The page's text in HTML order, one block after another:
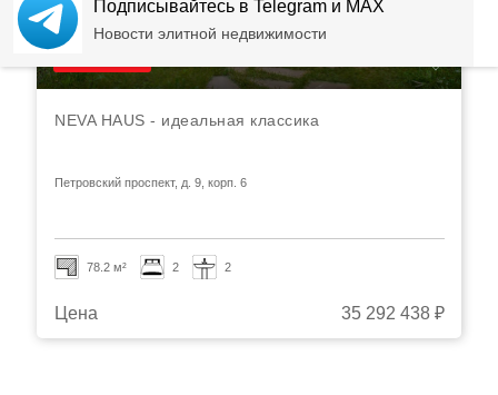
NEVA HAUS - идеальная классика
Петровский проспект, д. 9, корп. 6
78.2 м² 2 2
Цена 35 292 438 ₽
Подписывайтесь в Telegram и MAX
Новости элитной недвижимости